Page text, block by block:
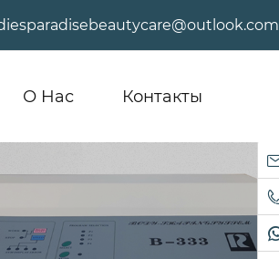
О Hас Контакты